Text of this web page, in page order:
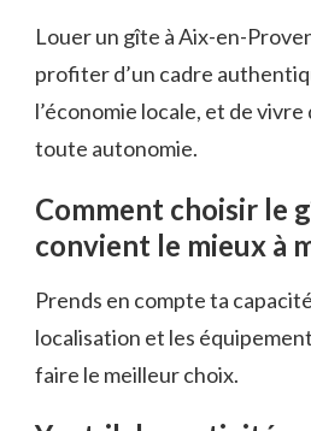
Louer un gîte à Aix-en-
profiter d’un cadre
l’économie locale, et de vivre
toute autonomie.
Comment choisir le
convient le mieux à
Prends en compte ta
localisation et les
faire le meilleur choix.